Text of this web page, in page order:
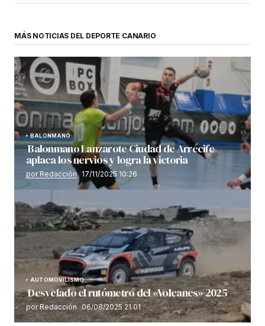
MÁS NOTICIAS DEL DEPORTE CANARIO
BALONMANO
Balonmano Lanzarote Ciudad de Arrecife
aplaca los nervios y logra la victoria
por Redacción 17/11/2025 10:26
AUTOMOVILISMO
Desvelado el rutómetro del «Volcanes» 2025
por Redacción 06/08/2025 21:01